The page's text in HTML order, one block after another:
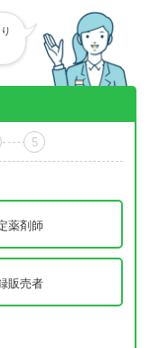
5
薬剤師
販売者